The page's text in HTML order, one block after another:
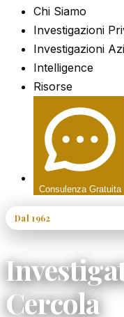
Chi Siamo
Investigazioni
Investigazioni
Intelligence
Risorse
Consulenza Gratuita
Dal 1962
Cercola